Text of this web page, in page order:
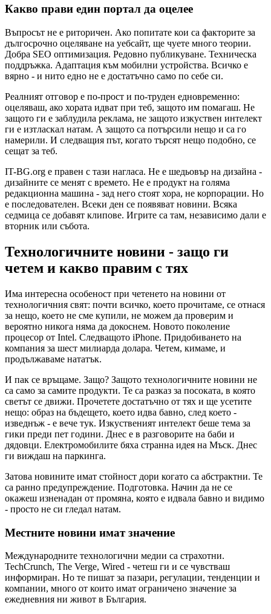
Какво прави един портал да оцелее
Въпросът не е риторичен. Ако попитате кои са факторите за
дългосрочно оцеляване на уебсайт, ще чуете много теории.
Добра SEO оптимизация. Редовно публикуване. Техническа
поддръжка. Адаптация към мобилни устройства. Всичко е
вярно - и нито едно не е достатъчно само по себе си.
Реалният отговор е по-прост и по-труден едновременно:
оцеляваш, ако хората идват при теб, защото им помагаш. Не
защото ги е заблудила реклама, не защото изкуствен интелект
ги е изтласкал натам. А защото са потърсили нещо и са го
намерили. И следващия път, когато търсят нещо подобно, се
сещат за теб.
IT-BG.org е правен с тази нагласа. Не е шедьовър на дизайна -
дизайните се менят с времето. Не е продукт на голяма
редакционна машина - зад него стоят хора, не корпорации. Но
е последователен. Всеки ден се появяват новини. Всяка
седмица се добавят клипове. Игрите са там, независимо дали е
вторник или събота.
Технологичните новини - защо ги
четем и какво правим с тях
Има интересна особеност при четенето на новини от
технологичния свят: почти всичко, което прочитаме, се отнася
за нещо, което не сме купили, не можем да проверим и
вероятно никога няма да докоснем. Новото поколение
процесор от Intel. Следващото iPhone. Придобиването на
компания за шест милиарда долара. Четем, кимаме, и
продължаваме нататък.
И пак се връщаме. Защо? Защото технологичните новини не
са само за самите продукти. Те са разказ за посоката, в която
светът се движи. Прочетете достатъчно от тях и ще усетите
нещо: образ на бъдещето, което идва бавно, след което -
изведнъж - е вече тук. Изкуственият интелект беше тема за
гики преди пет години. Днес е в разговорите на баби и
дядовци. Електромобилите бяха странна идея на Мъск. Днес
ги виждаш на паркинга.
Затова новините имат стойност дори когато са абстрактни. Те
са ранно предупреждение. Подготовка. Начин да не се
окажеш изненадан от промяна, която е идвала бавно и видимо
- просто не си гледал натам.
Местните новини имат значение
Международните технологични медии са страхотни.
TechCrunch, The Verge, Wired - четеш ги и се чувстваш
информиран. Но те пишат за пазари, регулации, тенденции и
компании, много от които имат ограничено значение за
ежедневния ни живот в България.